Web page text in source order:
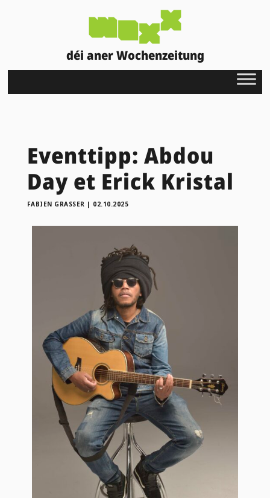
déi aner Wochenzeitung
Eventtipp: Abdou
Day et Erick Kristal
FABIEN GRASSER | 02.10.2025